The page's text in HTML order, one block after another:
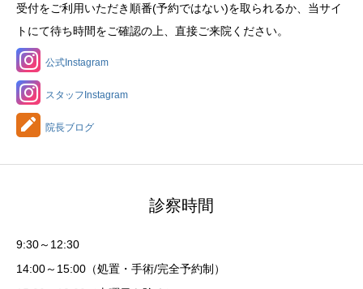
受付をご利用いただき順番(予約ではない)を取られるか、当サイ
トにて待ち時間をご確認の上、直接ご来院ください。
公式Instagram
スタッフInstagram
院長ブログ
診察時間
9:30～12:30
14:00～15:00（処置・手術/完全予約制）